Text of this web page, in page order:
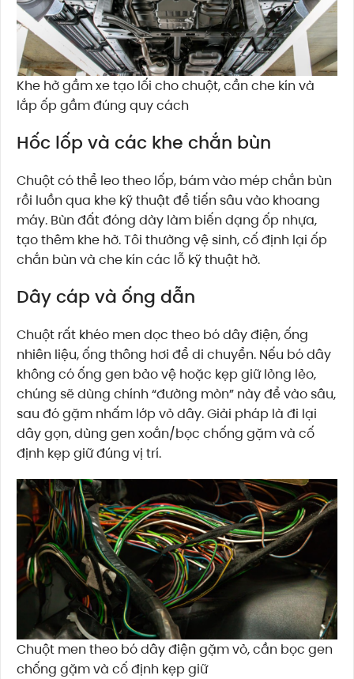
Khe hở gầm xe tạo lối cho chuột, cần che kín và
lắp ốp gầm đúng quy cách
Hốc lốp và các khe chắn bùn
Chuột có thể leo theo lốp, bám vào mép chắn bùn
rồi luồn qua khe kỹ thuật để tiến sâu vào khoang
máy. Bùn đất đóng dày làm biến dạng ốp nhựa,
tạo thêm khe hở. Tôi thường vệ sinh, cố định lại ốp
chắn bùn và che kín các lỗ kỹ thuật hở.
Dây cáp và ống dẫn
Chuột rất khéo men dọc theo bó dây điện, ống
nhiên liệu, ống thông hơi để di chuyển. Nếu bó dây
không có ống gen bảo vệ hoặc kẹp giữ lỏng lẻo,
chúng sẽ dùng chính “đường mòn” này để vào sâu,
sau đó gặm nhấm lớp vỏ dây. Giải pháp là đi lại
dây gọn, dùng gen xoắn/bọc chống gặm và cố
định kẹp giữ đúng vị trí.
Chuột men theo bó dây điện gặm vỏ, cần bọc gen
chống gặm và cố định kẹp giữ